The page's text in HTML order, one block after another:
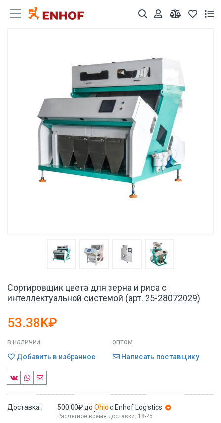
Сортировщик цвета для зерна и риса с
интеллектуальной системой (арт. 25-28072029)
53.38K₽
в наличии
оптом
Добавить в избранное
Написать поставщику
Доставка: 500.00₽ до Ohio с Enhof Logistics
Расчетное время доставки: 18-25